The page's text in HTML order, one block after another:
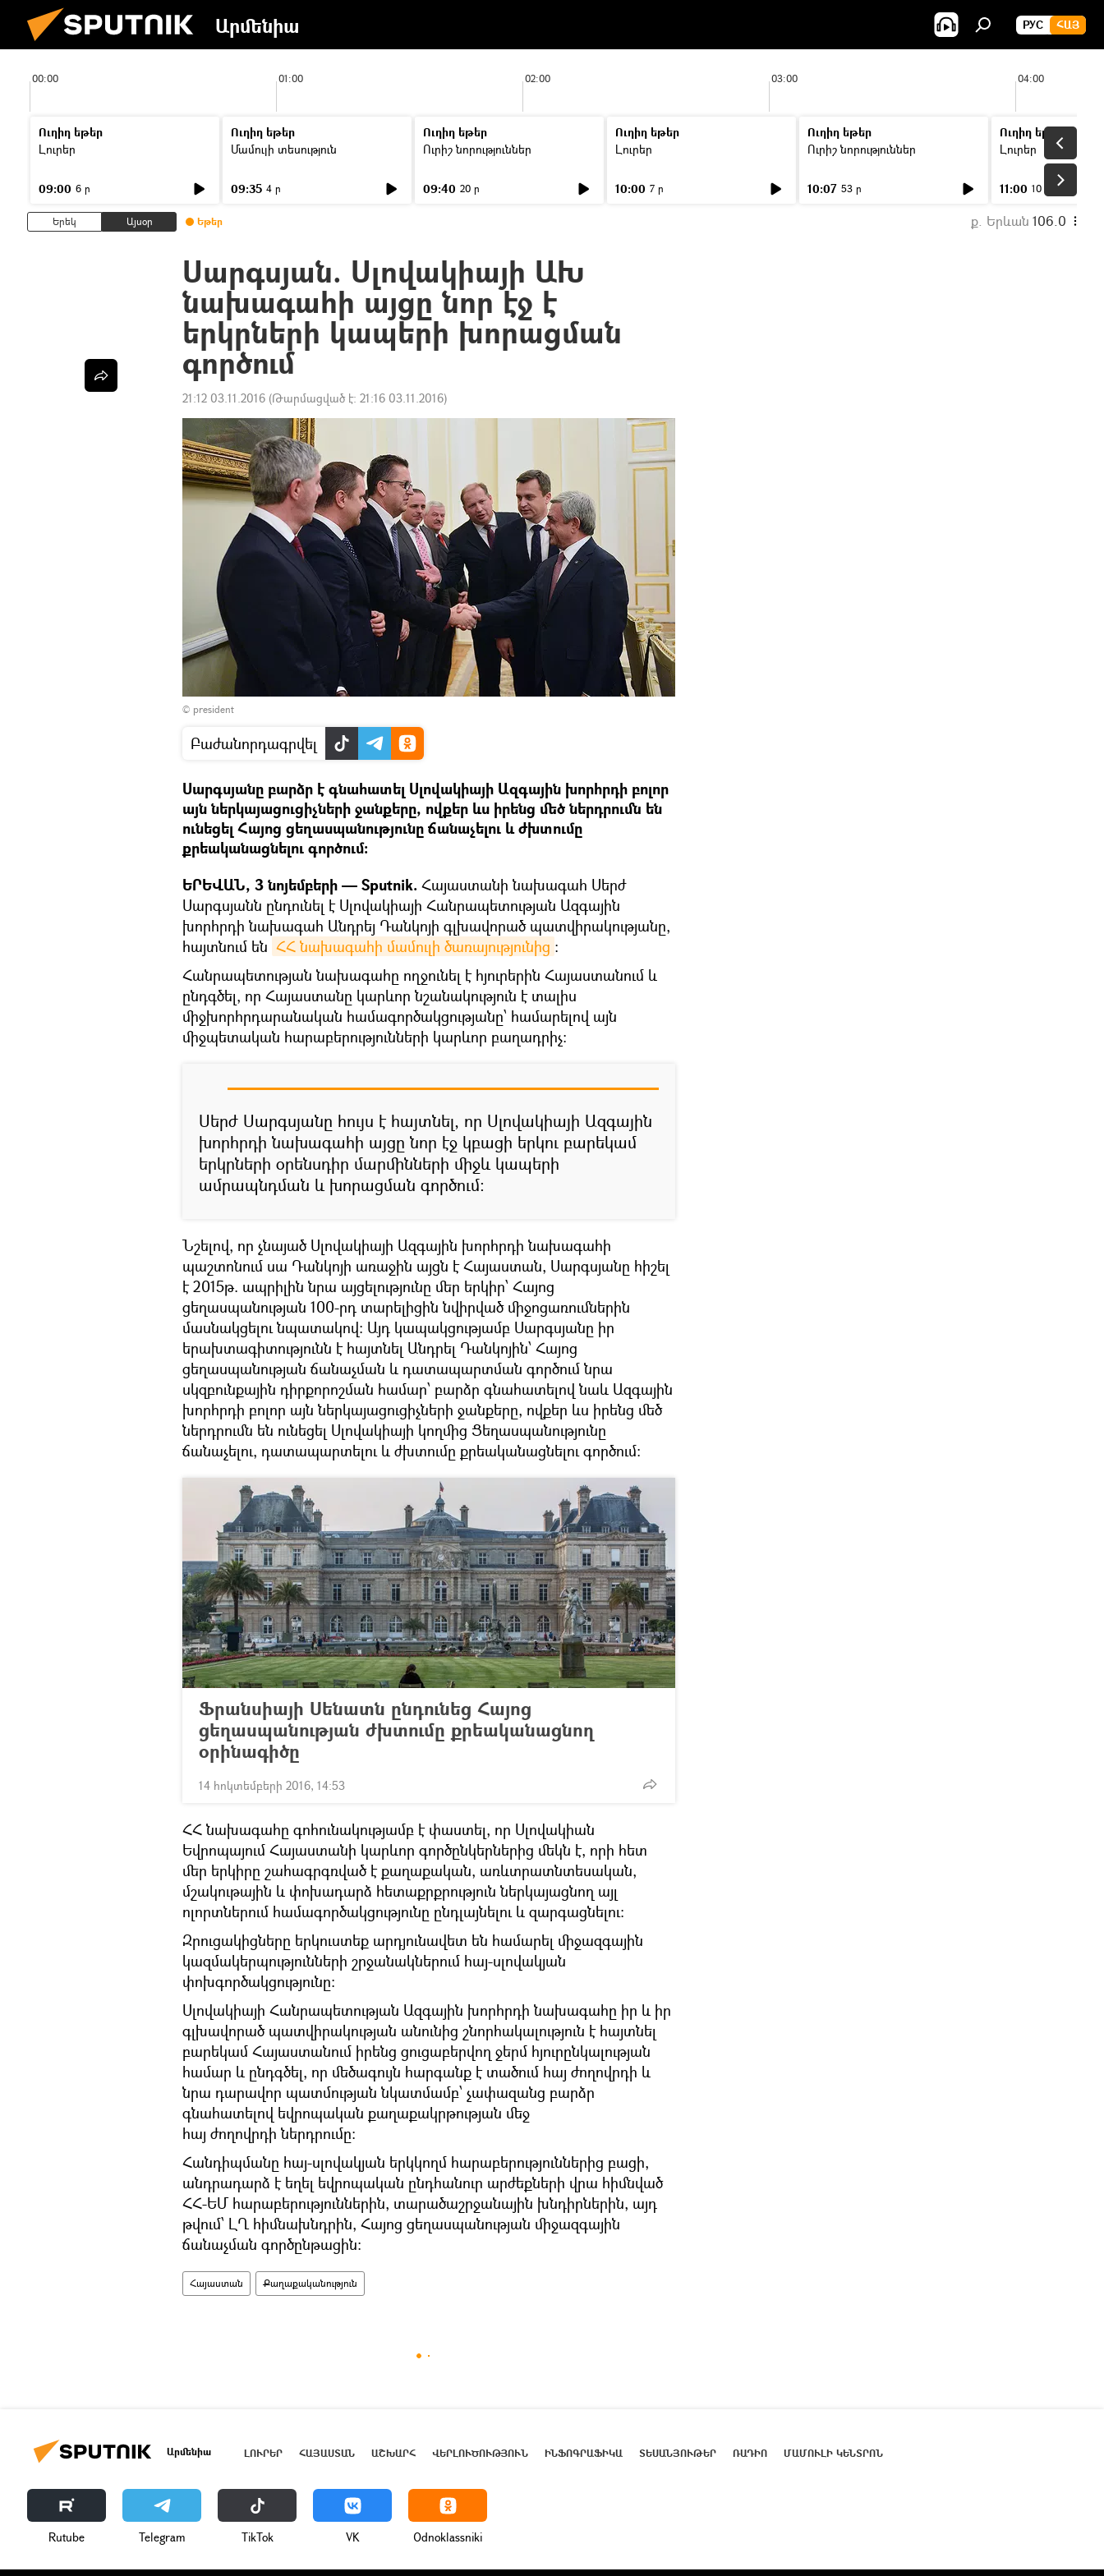
Արմենիա РУС ՀԱՅ
00:00 01:00 02:00 03:00 04:00
Ուղիղ եթեր
Լուրեր
09:00 6 ր
Ուղիղ եթեր
Մամուլի տեսություն
09:35 4 ր
Ուղիղ եթեր
Ուրիշ նորություններ
09:40 20 ր
Ուղիղ եթեր
Լուրեր
10:00 7 ր
Ուղիղ եթեր
Ուրիշ նորություններ
10:07 53 ր
Ուղիղ եթեր
Լուրեր
11:00 10 ր
Երեկ Այսօր Եթեր ք. Երևան 106.0
Սարգսյան. Սլովակիայի ԱԽ
նախագահի այցը նոր էջ է
երկրների կապերի խորացման
գործում
21:12 03.11.2016 (Թարմացված է: 21:16 03.11.2016)
© president
Բաժանորդագրվել
Սարգսյանը բարձր է գնահատել Սլովակիայի Ազգային խորհրդի բոլոր
այն ներկայացուցիչների ջանքերը, ովքեր ևս իրենց մեծ ներդրումն են
ունեցել Հայոց ցեղասպանությունը ճանաչելու և ժխտումը
քրեականացնելու գործում։
ԵՐԵՎԱՆ, 3 նոյեմբերի — Sputnik. Հայաստանի նախագահ Սերժ
Սարգսյանն ընդունել է Սլովակիայի Հանրապետության Ազգային
խորհրդի նախագահ Անդրեյ Դանկոյի գլխավորած պատվիրակությանը,
հայտնում են ՀՀ նախագահի մամուլի ծառայությունից :
Հանրապետության նախագահը ողջունել է հյուրերին Հայաստանում և
ընդգծել, որ Հայաստանը կարևոր նշանակություն է տալիս
միջխորհրդարանական համագործակցությանը՝ համարելով այն
միջպետական հարաբերությունների կարևոր բաղադրիչ:
Սերժ Սարգսյանը հույս է հայտնել, որ Սլովակիայի Ազգային
խորհրդի նախագահի այցը նոր էջ կբացի երկու բարեկամ
երկրների օրենսդիր մարմինների միջև կապերի
ամրապնդման և խորացման գործում:
Նշելով, որ չնայած Սլովակիայի Ազգային խորհրդի նախագահի
պաշտոնում սա Դանկոյի առաջին այցն է Հայաստան, Սարգսյանը հիշել
է 2015թ. ապրիլին նրա այցելությունը մեր երկիր՝ Հայոց
ցեղասպանության 100-րդ տարելիցին նվիրված միջոցառումներին
մասնակցելու նպատակով: Այդ կապակցությամբ Սարգսյանը իր
երախտագիտությունն է հայտնել Անդրել Դանկոյին՝ Հայոց
ցեղասպանության ճանաչման և դատապարտման գործում նրա
սկզբունքային դիրքորոշման համար՝ բարձր գնահատելով նաև Ազգային
խորհրդի բոլոր այն ներկայացուցիչների ջանքերը, ովքեր ևս իրենց մեծ
ներդրումն են ունեցել Սլովակիայի կողմից Ցեղասպանությունը
ճանաչելու, դատապարտելու և ժխտումը քրեականացնելու գործում:
Ֆրանսիայի Սենատն ընդունեց Հայոց
ցեղասպանության ժխտումը քրեականացնող
օրինագիծը
14 հոկտեմբերի 2016, 14:53
ՀՀ նախագահը գոհունակությամբ է փաստել, որ Սլովակիան
Եվրոպայում Հայաստանի կարևոր գործընկերներից մեկն է, որի հետ
մեր երկիրը շահագրգռված է քաղաքական, առևտրատնտեսական,
մշակութային և փոխադարձ հետաքրքրություն ներկայացնող այլ
ոլորտներում համագործակցությունը ընդլայնելու և զարգացնելու:
Զրուցակիցները երկուստեք արդյունավետ են համարել միջազգային
կազմակերպությունների շրջանակներում հայ-սլովակյան
փոխգործակցությունը:
Սլովակիայի Հանրապետության Ազգային խորհրդի նախագահը իր և իր
գլխավորած պատվիրակության անունից շնորհակալություն է հայտնել
բարեկամ Հայաստանում իրենց ցուցաբերվող ջերմ հյուրընկալության
համար և ընդգծել, որ մեծագույն հարգանք է տածում հայ ժողովրդի և
նրա դարավոր պատմության նկատմամբ՝ չափազանց բարձր
գնահատելով եվրոպական քաղաքակրթության մեջ
հայ ժողովրդի ներդրումը:
Հանդիպմանը հայ-սլովակյան երկկողմ հարաբերություններից բացի,
անդրադարձ է եղել եվրոպական ընդհանուր արժեքների վրա հիմնված
ՀՀ-ԵՄ հարաբերություններին, տարածաշրջանային խնդիրներին, այդ
թվում՝ ԼՂ հիմնախնդրին, Հայոց ցեղասպանության միջազգային
ճանաչման գործընթացին:
Հայաստան Քաղաքականություն
Արմենիա ԼՈՒՐԵՐ ՀԱՅԱՍՏԱՆ ԱՇԽԱՐՀ ՎԵՐԼՈՒԾՈՒԹՅՈՒՆ ԻՆՖՈԳՐԱՖԻԿԱ ՏԵՍԱՆՅՈՒԹԵՐ ՌԱԴԻՈ ՄԱՄՈՒԼԻ ԿԵՆՏՐՈՆ
Rutube Telegram ТikТоk VK Odnoklassniki